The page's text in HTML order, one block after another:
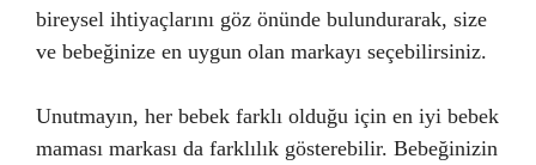
bireysel ihtiyaçlarını göz önünde bulundurarak, size
ve bebeğinize en uygun olan markayı seçebilirsiniz.
Unutmayın, her bebek farklı olduğu için en iyi bebek
maması markası da farklılık gösterebilir. Bebeğinizin